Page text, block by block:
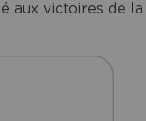
victoires de la